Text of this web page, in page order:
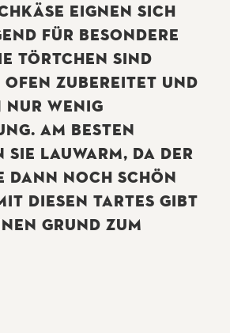
EIGNEN SICH H
FÜR BESONDERE A
SIND S
ZUBEREITET UND E
WENIG V
AM BESTEN S
LAUWARM, DA DER Z
NOCH SCHÖN W
DIESEN TARTES GIBT E
GRUND ZUM F